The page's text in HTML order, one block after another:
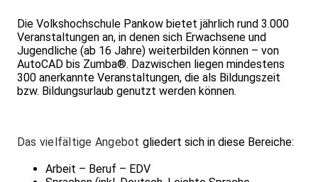
Die Volkshochschule Pankow bietet jährlich rund 3.000
Veranstaltungen an, in denen sich Erwachsene und
Jugendliche (ab 16 Jahre) weiterbilden können – von
AutoCAD bis Zumba®. Dazwischen liegen mindestens
300 anerkannte Veranstaltungen, die als Bildungszeit
bzw. Bildungsurlaub genutzt werden können.
Das vielfältige Angebot gliedert sich in diese Bereiche:
Arbeit – Beruf – EDV